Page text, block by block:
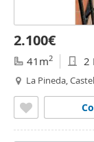
2.100€
41m2 2
La Pineda,